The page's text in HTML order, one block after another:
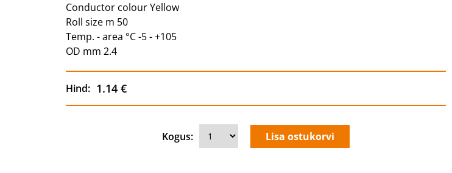
Conductor colour Yellow
Roll size m 50
Temp. - area °C -5 - +105
OD mm 2.4
Hind: 1.14 €
Kogus: